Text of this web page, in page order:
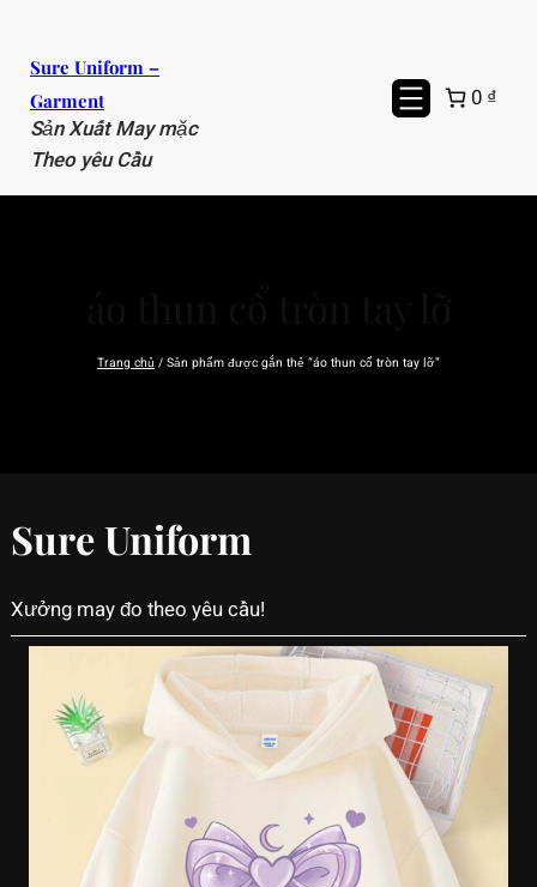
phần
dung
Sure Uniform –
Garment
Sản Xuất May mặc
Theo yêu Cầu
0 ₫
Trang chủ / Sản phẩm được gắn thẻ “áo thun cổ tròn tay lỡ”
Sure Uniform
Xưởng may đo theo yêu cầu!